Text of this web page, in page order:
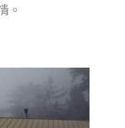
。